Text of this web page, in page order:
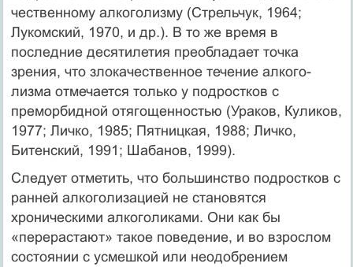
чественному алкоголизму (Стрельчук, 1964;
Лукомский, 1970, и др.). В то же время в
последние десятилетия преобладает точка
зрения, что злокачественное течение алкого­
лизма отмечается только у подростков с
преморбидной отягощенностью (Ураков, Кули­ков,
1977; Личко, 1985; Пятницкая, 1988; Личко,
Битенский, 1991; Шабанов, 1999).
Следует отметить, что большинство подростков с
ранней алкоголизацией не стано­вятся
хроническими алкоголиками. Они как бы
«перерастают» такое поведение, и во взрослом
состоянии с усмешкой или неодобрением